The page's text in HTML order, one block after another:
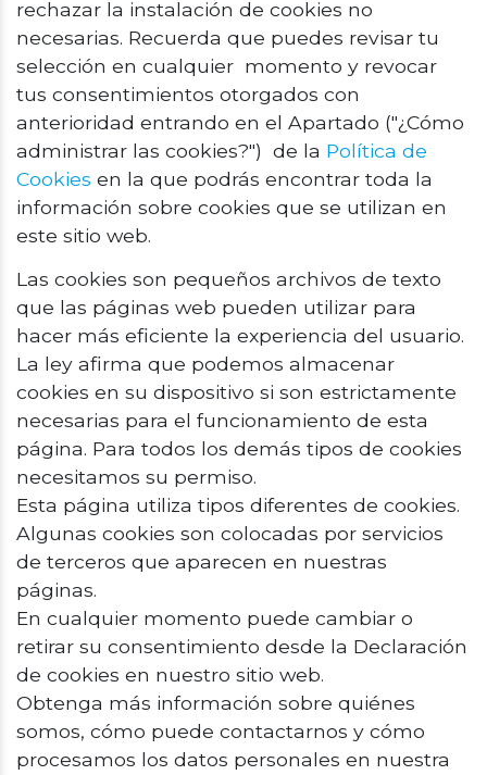
rechazar la instalación de cookies no
necesarias. Recuerda que puedes revisar tu
selección en cualquier momento y revocar
tus consentimientos otorgados con
anterioridad entrando en el Apartado ("¿Cómo
administrar las cookies?") de la Política de
Cookies en la que podrás encontrar toda la
información sobre cookies que se utilizan en
este sitio web.
Las cookies son pequeños archivos de texto
que las páginas web pueden utilizar para
hacer más eficiente la experiencia del usuario.
La ley afirma que podemos almacenar
cookies en su dispositivo si son estrictamente
necesarias para el funcionamiento de esta
página. Para todos los demás tipos de cookies
necesitamos su permiso.
Esta página utiliza tipos diferentes de cookies.
Algunas cookies son colocadas por servicios
de terceros que aparecen en nuestras
páginas.
En cualquier momento puede cambiar o
retirar su consentimiento desde la Declaración
de cookies en nuestro sitio web.
Obtenga más información sobre quiénes
somos, cómo puede contactarnos y cómo
procesamos los datos personales en nuestra